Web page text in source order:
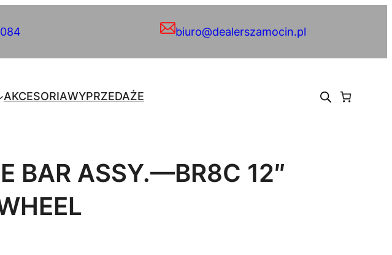
biuro@dealerszamocin.pl
AKCESORIAWYPRZEDAŻE
BAR ASSY.—BR8C 12″